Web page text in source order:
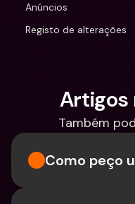
Anúncios
Registo de alterações
Artigos
Também
Como peço